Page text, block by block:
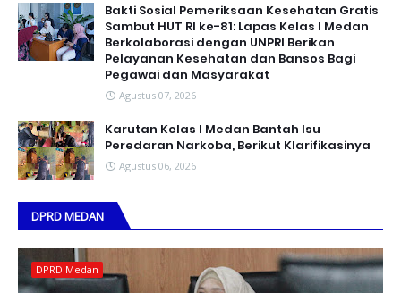
Bakti Sosial Pemeriksaan Kesehatan Gratis
Sambut HUT RI ke-81: Lapas Kelas I Medan
Berkolaborasi dengan UNPRI Berikan
Pelayanan Kesehatan dan Bansos Bagi
Pegawai dan Masyarakat
Agustus 07, 2026
Karutan Kelas I Medan Bantah Isu
Peredaran Narkoba, Berikut Klarifikasinya
Agustus 06, 2026
DPRD MEDAN
DPRD Medan